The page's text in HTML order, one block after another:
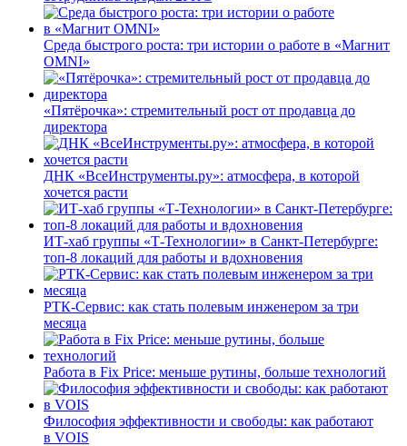
Среда быстрого роста: три истории о работе в «Магнит
OMNI»
«Пятёрочка»: стремительный рост от продавца до
директора
ДНК «ВсеИнструменты.ру»: атмосфера, в которой
хочется расти
ИТ-хаб группы «Т-Технологии» в Санкт-Петербурге:
топ-8 локаций для работы и вдохновения
РТК-Сервис: как стать полевым инженером за три
месяца
Работа в Fix Price: меньше рутины, больше технологий
Философия эффективности и свободы: как работают
в VOIS